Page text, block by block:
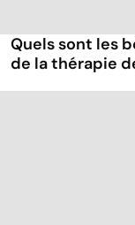
Quels sont les
de la thérapie